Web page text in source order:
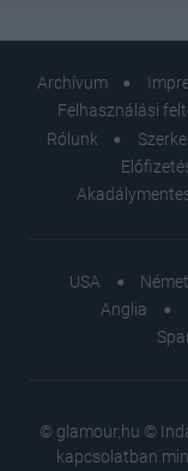
Archívum
Felhasználási
Rólunk
USA
Anglia
© glamour.hu ©
kapcsolatban